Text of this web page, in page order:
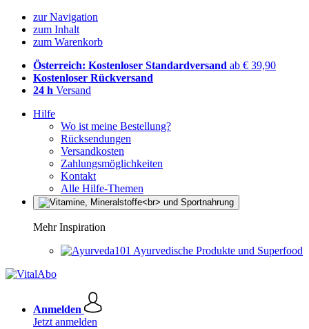
zur Navigation
zum Inhalt
zum Warenkorb
Österreich: Kostenloser Standardversand ab € 39,90
Kostenloser Rückversand
24 h Versand
Hilfe
Wo ist meine Bestellung?
Rücksendungen
Versandkosten
Zahlungsmöglichkeiten
Kontakt
Alle Hilfe-Themen
Mehr Inspiration
Ayurvedische Produkte und Superfood
Anmelden
Jetzt anmelden